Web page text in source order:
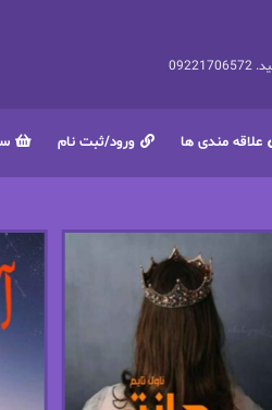
علاقه مندی ها ورود/ثبت نام